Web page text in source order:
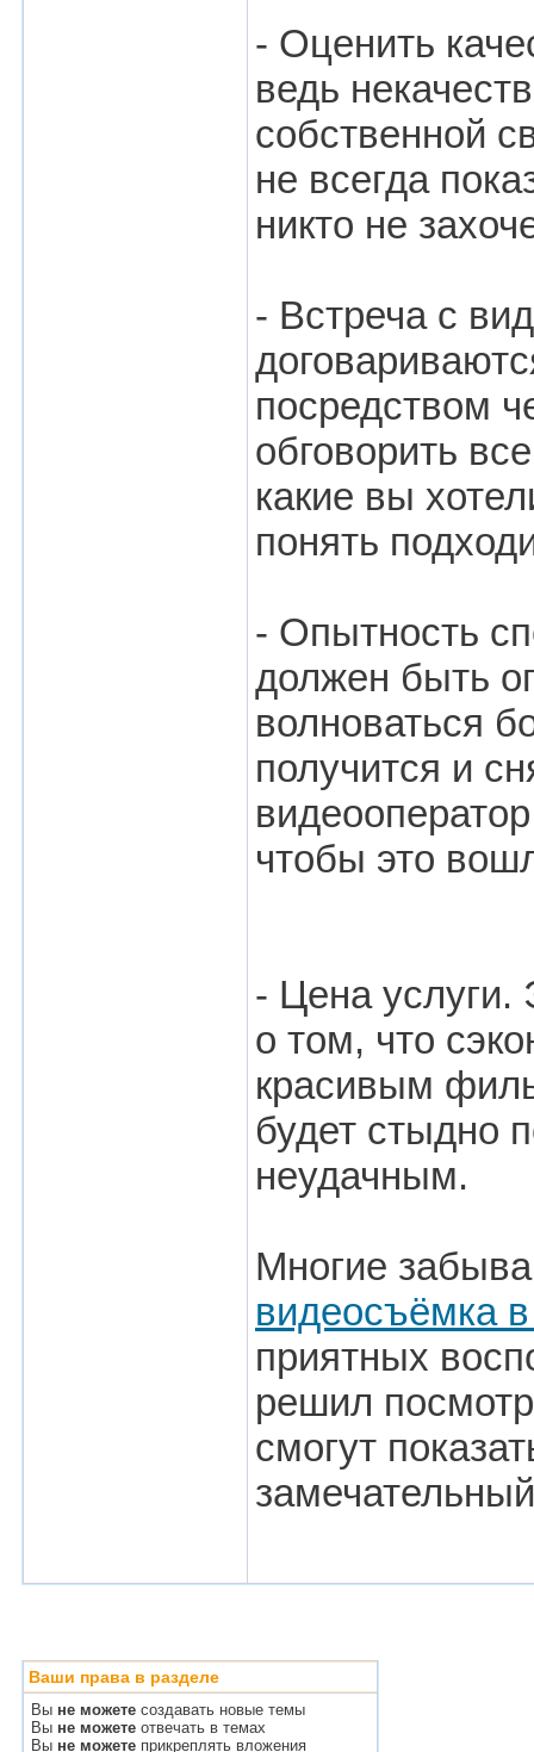
- Оценить
ведь
собственной
не всегда
никто не
- Встреча с
посредством
обговорить
какие вы
понять
- Опытность
должен быть
волноваться
получится и
чтобы это
- Цена услуги.
о том, что
красивым
будет стыдно
неудачным.
Многие
видеосъёмка
приятных
решил
смогут
Ваши права в разделе
Вы не можете создавать новые темы
Вы не можете отвечать в темах
Вы не можете прикреплять вложения